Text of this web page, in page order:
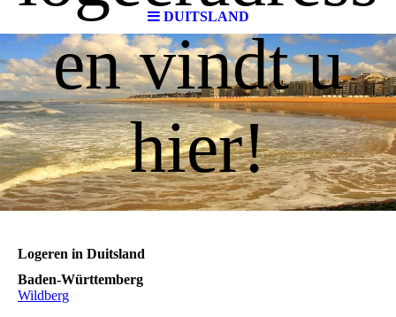
DUITSLAND
en vindt u
hier!
Logeren in Duitsland
Baden-Württemberg
Wildberg